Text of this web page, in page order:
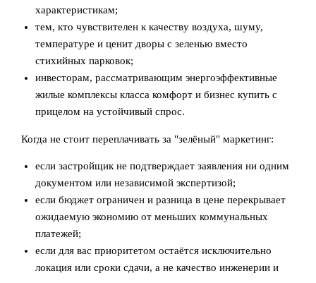
характеристикам;
тем, кто чувствителен к качеству воздуха, шуму,
температуре и ценит дворы с зеленью вместо
стихийных парковок;
инвесторам, рассматривающим энергоэффективные
жилые комплексы класса комфорт и бизнес купить с
прицелом на устойчивый спрос.
Когда не стоит переплачивать за "зелёный" маркетинг:
если застройщик не подтверждает заявления ни одним
документом или независимой экспертизой;
если бюджет ограничен и разница в цене перекрывает
ожидаемую экономию от меньших коммунальных
платежей;
если для вас приоритетом остаётся исключительно
локация или сроки сдачи, а не качество инженерии и